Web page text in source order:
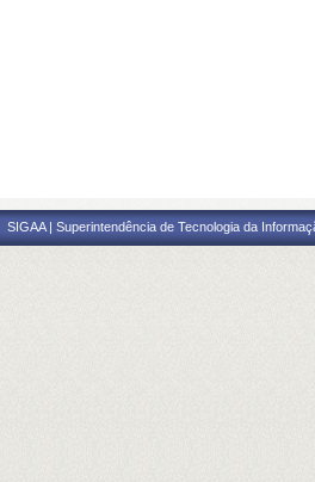
SIGAA | Superintendência de Tecnologia da